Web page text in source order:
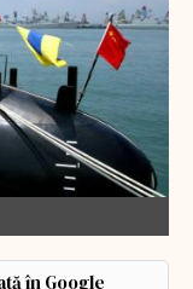
în Google